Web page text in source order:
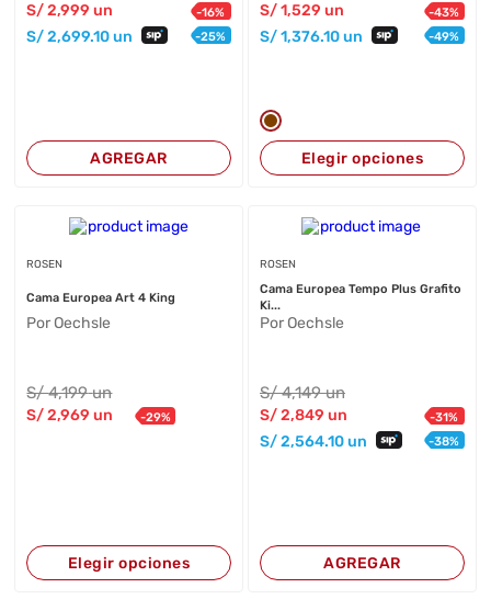
S/2,999 un -16%
S/2,699.10 un -25%
AGREGAR
S/1,529 un -43%
S/1,376.10un -49%
Elegir opciones
ROSEN
Cama Europea Art 4 King
Por Oechsle
S/4,199 un
S/2,969 un -29%
Elegir opciones
ROSEN
Cama Europea Tempo Plus Grafito
Ki...
Por Oechsle
S/4,149 un
S/2,849 un -31%
S/2,564.10un -38%
AGREGAR